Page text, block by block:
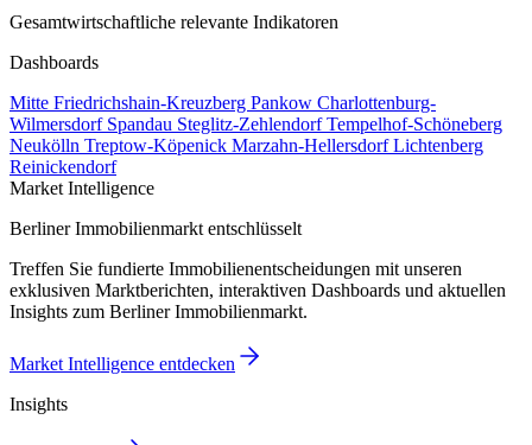
Gesamtwirtschaftliche relevante Indikatoren
Dashboards
Mitte Friedrichshain-Kreuzberg Pankow Charlottenburg-
Wilmersdorf Spandau Steglitz-ZehlendorfTempelhof-Schöneberg
Neukölln Treptow-Köpenick Marzahn-HellersdorfLichtenberg
Reinickendorf
Market Intelligence
Berliner Immobilienmarkt entschlüsselt
Treffen Sie fundierte Immobilienentscheidungen mit unseren
exklusiven Marktberichten, interaktiven Dashboards und aktuellen
Insights zum Berliner Immobilienmarkt.
Market Intelligence entdecken
Insights